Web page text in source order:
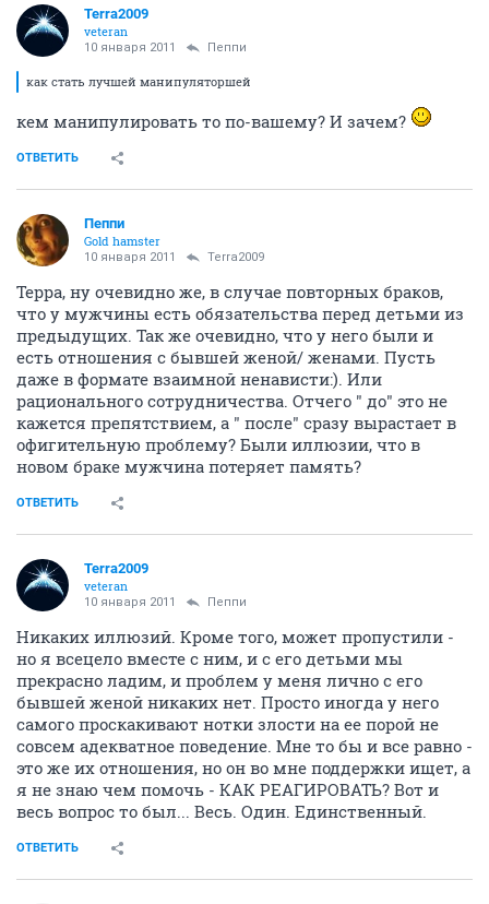
Terra2009
veteran
10 января 2011 Пеппи
как стать лучшей манипуляторшей
кем манипулировать то по-вашему? И зачем?
ОТВЕТИТЬ
Пеппи
Gold hamster
10 января 2011 Terra2009
Терра, ну очевидно же, в случае повторных браков,
что у мужчины есть обязательства перед детьми из
предыдущих. Так же очевидно, что у него были и
есть отношения с бывшей женой/ женами. Пусть
даже в формате взаимной ненависти:). Или
рационального сотрудничества. Отчего " до" это не
кажется препятствием, а " после" сразу вырастает в
офигительную проблему? Были иллюзии, что в
новом браке мужчина потеряет память?
ОТВЕТИТЬ
Terra2009
veteran
10 января 2011 Пеппи
Никаких иллюзий. Кроме того, может пропустили -
но я всецело вместе с ним, и с его детьми мы
прекрасно ладим, и проблем у меня лично с его
бывшей женой никаких нет. Просто иногда у него
самого проскакивают нотки злости на ее порой не
совсем адекватное поведение. Мне то бы и все равно -
это же их отношения, но он во мне поддержки ищет, а
я не знаю чем помочь - КАК РЕАГИРОВАТЬ? Вот и
весь вопрос то был... Весь. Один. Единственный.
ОТВЕТИТЬ